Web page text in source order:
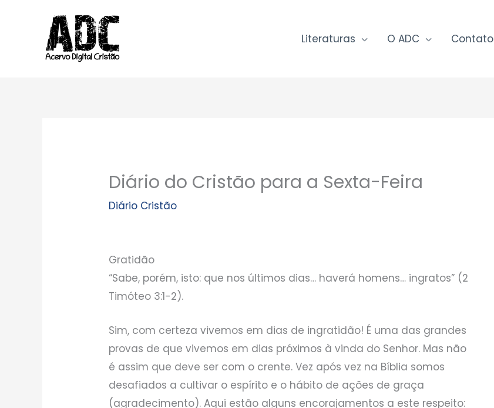
conteúdo
Literaturas O ADC Contato
Diário do Cristão para a Sexta-Feira
Diário Cristão
Gratidão
“Sabe, porém, isto: que nos últimos dias… haverá homens… ingratos” (2
Timóteo 3:1-2).
Sim, com certeza vivemos em dias de ingratidão! É uma das grandes
provas de que vivemos em dias próximos à vinda do Senhor. Mas não
é assim que deve ser com o crente. Vez após vez na Bíblia somos
desafiados a cultivar o espírito e o hábito de ações de graça
(agradecimento). Aqui estão alguns encorajamentos a este respeito: